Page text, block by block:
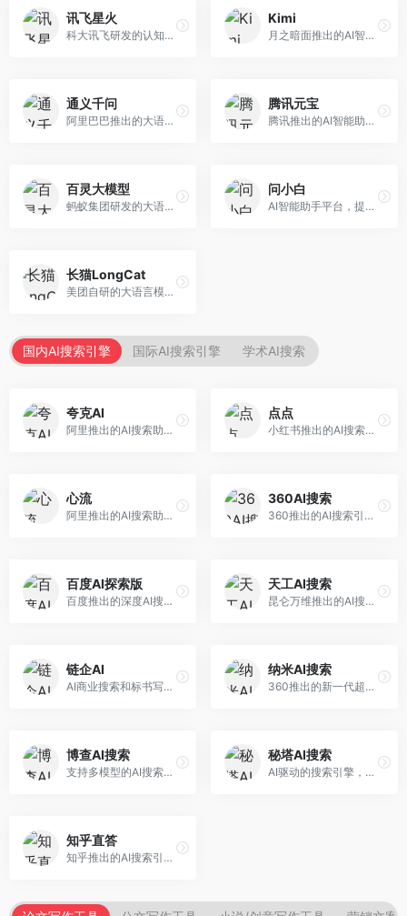
讯飞星火
科大讯飞研发的认知智能大模型，深度融合语音识别和自然语言处理技术。面向企业用户和教育领域，提供语音交互、文档处理、代码生成等服务，中文语音识别准确率高。
Kimi
月之暗面推出的AI智能助手，核心优势在于超长文本处理能力，支持20万字以上文档分析。面向学术研究者、职场人士和内容创作者，提供文档解读、PPT生成、联网搜索等综合服务。
通义千问
阿里巴巴推出的大语言模型平台，提供对话问答、文档处理、图像理解、代码编写等全方位AI服务。面向企业用户和个人开发者，集成阿里云生态，支持多模态交互，企业级安全保障。
腾讯元宝
腾讯推出的AI智能助手，整合微信生态和腾讯云服务。面向普通用户和企业客户，支持文档解析、图像理解、联网搜索等功能，与腾讯产品无缝衔接，办公协作便捷。
百灵大模型
蚂蚁集团研发的大语言模型平台，专注于金融科技和企业服务。面向金融机构和企业客户，提供智能客服、风险分析、文档处理等服务，金融场景理解深入。
问小白
AI智能助手平台，提供知识问答、文本创作、文档处理等服务。面向普通用户和职场人士，操作简便，响应速度快，支持多场景应用。
长猫LongCat
美团自研的大语言模型对话平台，专注于本地生活服务场景。面向美团生态用户，提供智能推荐、服务问答等功能，本地生活知识覆盖全面。
国内AI搜索引擎 国际AI搜索引擎 学术AI搜索
夸克AI
阿里推出的AI搜索助手，整合搜索与AI功能。面向年轻用户，提供智能搜索、文档处理、学习辅助等服务，与夸克生态深度整合。
点点
小红书推出的AI搜索应用，专注于生活方式内容搜索。面向小红书用户，提供生活攻略、消费决策、内容推荐等服务，生活方式内容丰富。
心流
阿里推出的AI搜索助手，专注于智能信息获取。面向普通用户，提供智能搜索、内容整理、知识问答等服务，与阿里生态深度整合。
360AI搜索
360推出的AI搜索引擎，专注于安全智能搜索。面向普通用户，提供智能问答、网页搜索、内容整理等服务，安全防护能力强。
百度AI探索版
百度推出的深度AI搜索引擎，整合百度知识图谱。面向中文用户，提供智能问答、知识探索、内容生成等服务，知识覆盖面广。
天工AI搜索
昆仑万维推出的AI搜索引擎，整合大模型与搜索能力。面向普通用户，提供智能问答、深度搜索、内容整理等服务，中文搜索体验好。
链企AI
AI商业搜索和标书写作工具，专注于企业服务场景。面向企业用户，提供商业信息搜索、标书生成、企业分析等服务，商业信息专业。
纳米AI搜索
360推出的新一代超级AI搜索，深度整合360搜索资源。面向普通用户，提供智能问答、多模态搜索、内容生成等服务，安全可靠。
博查AI搜索
支持多模型的AI搜索引擎，整合多种大模型能力。面向AI爱好者，提供多模型搜索、答案对比、深度分析等服务，模型选择灵活。
秘塔AI搜索
AI驱动的搜索引擎，专注于无广告直达结果。面向研究者和信息获取需求者，提供深度搜索、来源标注、答案整理等服务，搜索结果干净准确，信息可信度高。
知乎直答
知乎推出的AI搜索引擎，专注于知识问答场景。面向知识获取者，提供知乎内容搜索、智能问答、知识整理等服务，专业知识丰富。